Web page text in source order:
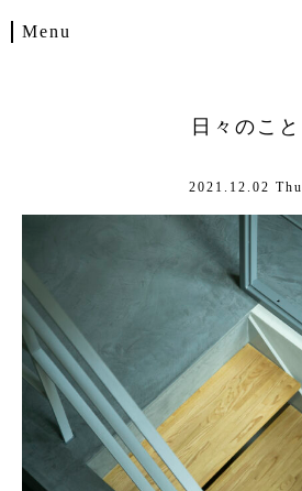
Menu
Contact
日々のこと
2021.12.02 Thu